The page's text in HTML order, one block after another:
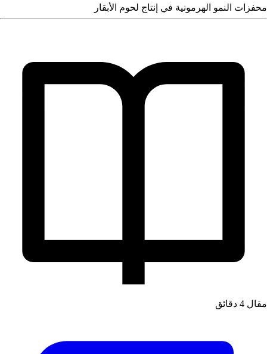
محفزات النمو الهرمونية في إنتاج لحوم الأبقار
مقال 4 دقائق